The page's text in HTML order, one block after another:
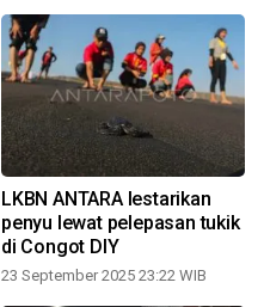
LKBN ANTARA lestarikan
penyu lewat pelepasan tukik
di Congot DIY
23 September 2025 23:22 WIB